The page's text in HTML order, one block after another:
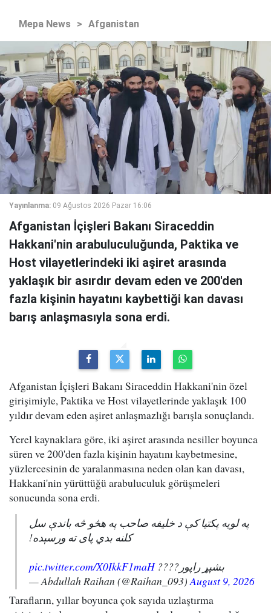
Mepa News > Afganistan
Yayınlanma: 09 Ağustos 2026 Pazar 16:06
Afganistan İçişleri Bakanı Siraceddin
Hakkani'nin arabuluculuğunda, Paktika ve
Host vilayetlerindeki iki aşiret arasında
yaklaşık bir asırdır devam eden ve 200'den
fazla kişinin hayatını kaybettiği kan davası
barış anlaşmasıyla sona erdi.
Afganistan İçişleri Bakanı Siraceddin Hakkani'nin özel
girişimiyle, Paktika ve Host vilayetlerinde yaklaşık 100
yıldır devam eden aşiret anlaşmazlığı barışla sonuçlandı.
Yerel kaynaklara göre, iki aşiret arasında nesiller boyunca
süren ve 200'den fazla kişinin hayatını kaybetmesine,
yüzlercesinin de yaralanmasına neden olan kan davası,
Hakkani'nin yürüttüğü arabuluculuk görüşmeleri
sonucunda sona erdi.
په لویه پکتیا کې د خلیفه صاحب په هڅو څه باندې سل
کلنه بدي پای ته ورسېده!
بشپړ راپور????pic.twitter.com/X0IkkF1maH
— Abdullah Raihan (@Raihan_093)August 9, 2026
Tarafların, yıllar boyunca çok sayıda uzlaştırma